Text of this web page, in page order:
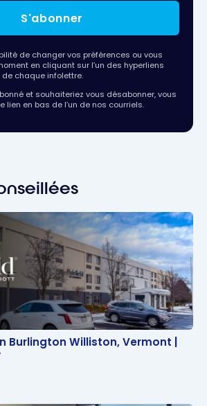
S'abonner
de changer vos préférences ou vous
en cliquant sur l’un des hyperliens
chaque infolettre.
et souhaiteriez vous désabonner, vous
lien en bas de l’un de nos courriels.
Burlington Williston, Vermont |
Burlington Williston, Vermont |